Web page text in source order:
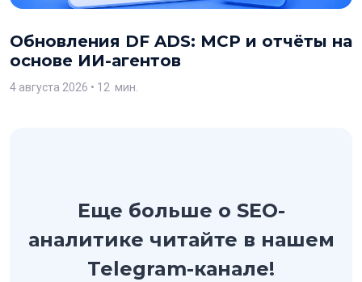
Обновления DF ADS: MCP и отчёты на
основе ИИ-агентов
4 августа 2026 • 12 мин.
Еще больше о SEO-
аналитике читайте в нашем
Telegram-канале!